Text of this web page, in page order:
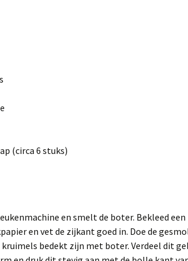
(circa 6 stuks)
en smelt de boter. Bekleed een
en vet de zijkant goed in. Doe de
bedekt zijn met boter. Verdeel dit